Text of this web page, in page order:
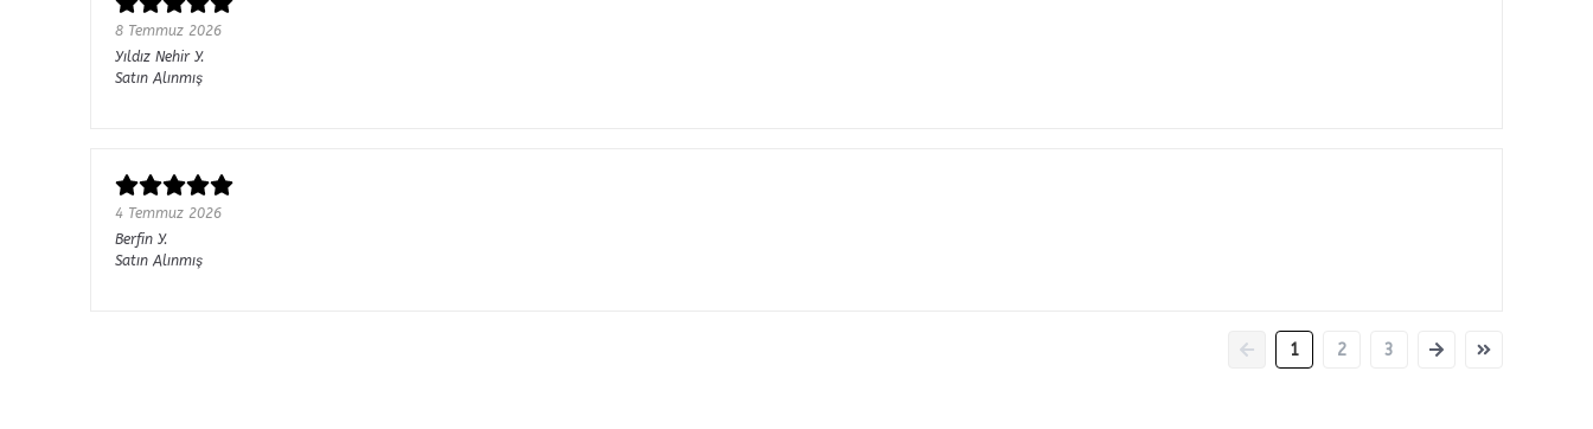
8 Temmuz 2026
Yıldız Nehir Y.
Satın Alınmış
4 Temmuz 2026
Berfin Y.
Satın Alınmış
1 2 3